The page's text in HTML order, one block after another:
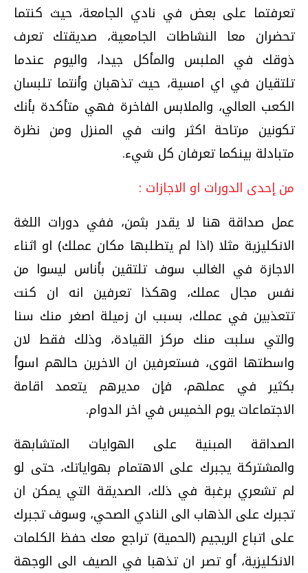
تعرفتما على بعض في نادي الجامعة، حيث كنتما
تحضران معا النشاطات الجامعية، صديقتك تعرف
ذوقك في الملبس والمأكل جيدا، واليوم عندما
تلتقيان في اي امسية، حيث تذهبان وأنتما تلبسان
الكعب العالي، والملابس الفاخرة فهي متأكدة بأنك
تكونين مرتاحة اكثر وانت في المنزل ومن نظرة
متبادلة بينكما تعرفان كل شيء.
من إحدى الدورات او الاجازات :
عمل صداقة هنا لا يقدر بثمن، ففي دورات اللغة
الانكليزية مثلا (اذا لم يتطلبها مكان عملك) او اثناء
الاجازة في الغالب سوف تلتقين بأناس ليسوا من
نفس مجال عملك، وهكذا تعرفين انه ان كنت
تتعذبين في عملك، بسبب ان زميلة اصغر منك سنا
والتي سلبت منك مركز القيادة، وذلك فقط لان
واسطتها اقوى، فستعرفين ان الاخرين حالهم اسوأ
بكثير في عملهم، فإن مديرهم يتعمد اقامة
الاجتماعات يوم الخميس في اخر الدوام.
الصداقة المبنية على الهوايات المتشابهة
والمشتركة يجبرك على الاهتمام بهواياتك، حتى لو
لم تشعري برغبة في ذلك، الصديقة التي يمكن ان
تجبرك على الذهاب الى النادي الصحي، وسوف تجبرك
على اتباع الريجيم (الحمية) تراجع معك حفظ الكلمات
الانكليزية، أو تصر ان تذهبا في الصيف الى الوجهة